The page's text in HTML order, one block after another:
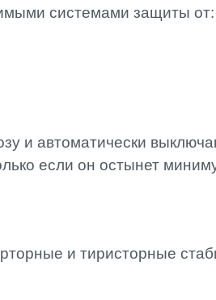
системами защиты от:
и автоматически
если он остынет
и тиристорные